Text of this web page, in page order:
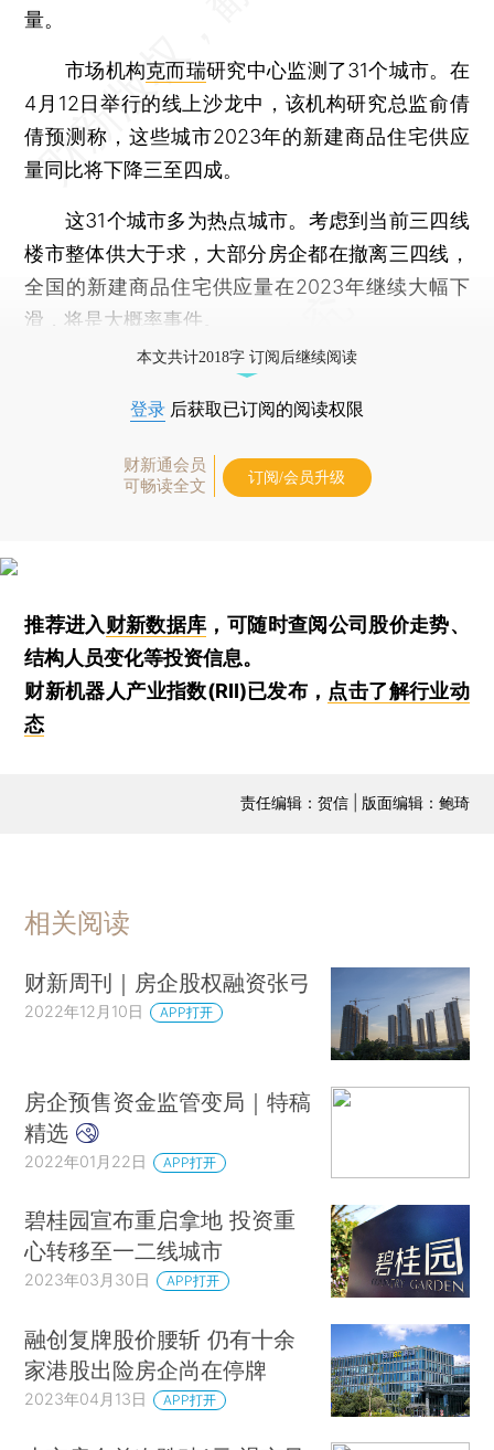
量。
市场机构克而瑞研究中心监测了31个城市。在
4月12日举行的线上沙龙中，该机构研究总监俞倩
倩预测称，这些城市2023年的新建商品住宅供应
量同比将下降三至四成。
这31个城市多为热点城市。考虑到当前三四线
楼市整体供大于求，大部分房企都在撤离三四线，
全国的新建商品住宅供应量在2023年继续大幅下
滑，将是大概率事件。
本文共计2018字 订阅后继续阅读
登录 后获取已订阅的阅读权限
财新通会员
可畅读全文
订阅/会员升级
推荐进入财新数据库 ，可随时查阅公司股价走势、
结构人员变化等投资信息。
财新机器人产业指数(RII)已发布， 点击了解行业动
态
责任编辑：贺信 | 版面编辑：鲍琦
相关阅读
财新周刊｜房企股权融资张弓
2022年12月10日 APP打开
房企预售资金监管变局｜特稿
精选
2022年01月22日 APP打开
碧桂园宣布重启拿地 投资重
心转移至一二线城市
2023年03月30日 APP打开
融创复牌股价腰斩 仍有十余
家港股出险房企尚在停牌
2023年04月13日 APP打开